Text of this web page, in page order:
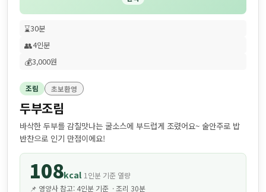
⌛30분
👥4인분
💰3,000원
조림 초보환영
두부조림
바삭한 두부를 감칠맛나는 굴소스에 부드럽게 조렸어요~ 술안주로 밥
반찬으로 인기 만점이에요!
108kcal 1인분 기준 열량
📌 영양사 참고: 4인분 기준 · 조리 30분